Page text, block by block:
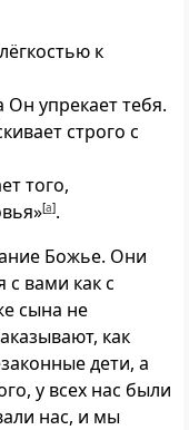
к
Он упрекает тебя.
строго с
того,
[a].
Божье. Они
вами как с
сына не
как
дети, а
у всех нас были
нас, и мы